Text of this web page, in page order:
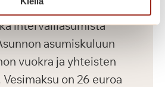
asumista aktiivisille
intervalliasumista
asumiskuluun
vuokra ja yhteisten
on 26 euroa